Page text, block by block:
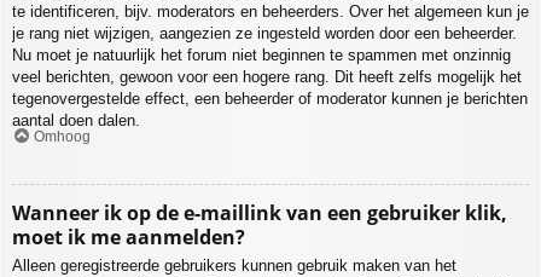
te identificeren, bijv. moderators en beheerders. Over het algemeen kun je
je rang niet wijzigen, aangezien ze ingesteld worden door een beheerder.
Nu moet je natuurlijk het forum niet beginnen te spammen met onzinnig
veel berichten, gewoon voor een hogere rang. Dit heeft zelfs mogelijk het
tegenovergestelde effect, een beheerder of moderator kunnen je berichten
aantal doen dalen.
Omhoog
Wanneer ik op de e-maillink van een gebruiker klik,
moet ik me aanmelden?
Alleen geregistreerde gebruikers kunnen gebruik maken van het